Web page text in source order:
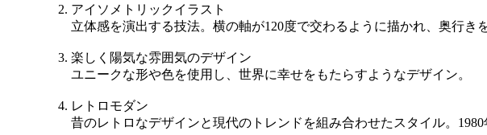
アイソメトリックイラスト
立体感を演出する技法。横の軸が120度で交わるように描かれ、奥行き
楽しく陽気な雰囲気のデザイン
ユニークな形や色を使用し、世界に幸せをもたらすようなデザイン​​。
レトロモダン
昔のレトロなデザインと現代のトレンドを組み合わせたスタイル。